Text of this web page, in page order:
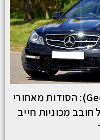
ג'ורג' ורור (George Warwar): הסודות מאחורי
מכוניות חייב